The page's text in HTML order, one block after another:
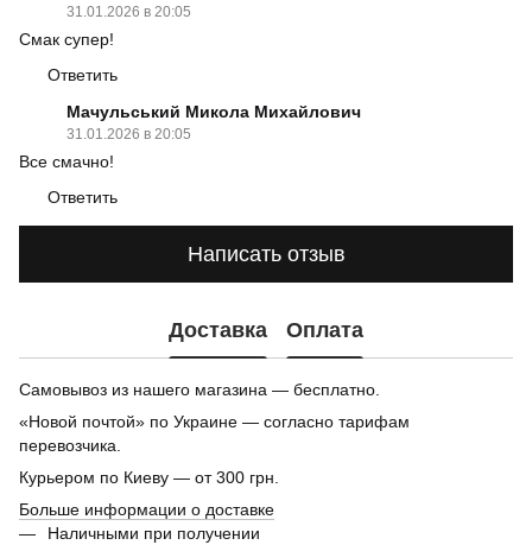
31.01.2026 в 20:05
Смак супер!
Ответить
Мачульський Микола Михайлович
31.01.2026 в 20:05
Все смачно!
Ответить
Написать отзыв
Доставка Оплата
Самовывоз из нашего магазина — бесплатно.
«Новой почтой» по Украине — согласно тарифам
перевозчика.
Курьером по Киеву — от 300 грн.
Больше информации о доставке
Наличными при получении